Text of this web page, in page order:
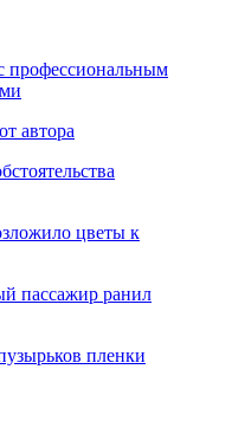
профессиональным
автора
цветы к
пассажир ранил
пленки